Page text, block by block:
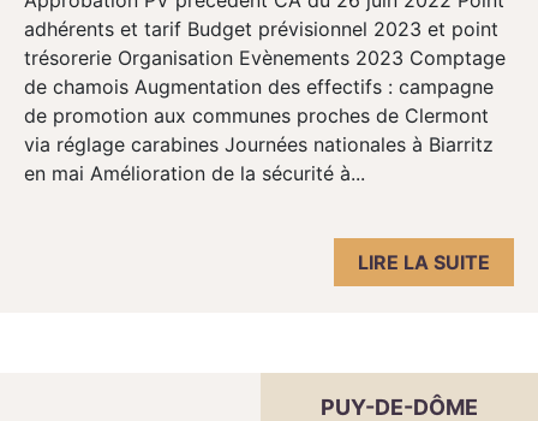
adhérents et tarif Budget prévisionnel 2023 et point
trésorerie Organisation Evènements 2023 Comptage
de chamois Augmentation des effectifs : campagne
de promotion aux communes proches de Clermont
via réglage carabines Journées nationales à Biarritz
en mai Amélioration de la sécurité à...
LIRE LA SUITE
PUY-DE-DÔME